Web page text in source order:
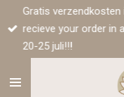
direct
naar
hoofdinhoud
Gratis
recieve your order in
20-25 juli!!!